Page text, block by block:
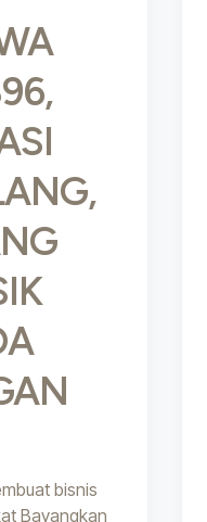
bisnis
Bayangkan